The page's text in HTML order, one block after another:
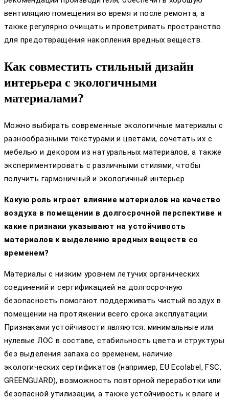
вентиляцию помещения во время и после ремонта, а
также регулярно очищать и проветривать пространство
для предотвращения накопления вредных веществ.
Как совместить стильный дизайн
интерьера с экологичными
материалами?
Можно выбирать современные экологичные материалы с
разнообразными текстурами и цветами, сочетать их с
мебелью и декором из натуральных материалов, а также
экспериментировать с различными стилями, чтобы
получить гармоничный и экологичный интерьер.
Какую роль играет влияние материалов на качество
воздуха в помещении в долгосрочной перспективе и
какие признаки указывают на устойчивость
материалов к выделению вредных веществ со
временем?
Материалы с низким уровнем летучих органических
соединений и сертификацией на долгосрочную
безопасность помогают поддерживать чистый воздух в
помещении на протяжении всего срока эксплуатации.
Признаками устойчивости являются: минимальные или
нулевые ЛОС в составе, стабильность цвета и структуры
без выделения запаха со временем, наличие
экологических сертификатов (например, EU Ecolabel, FSC,
GREENGUARD), возможность повторной переработки или
безопасной утилизации, а также устойчивость к влаге и